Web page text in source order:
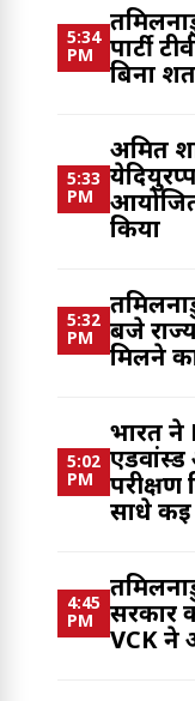
5:34
PM
पार्टी
बिना
5:33
PM
अमित
किया
5:32
PM
बजे
मिलने
5:02
PM
भारत
परीक्षण
साधे कई
4:45
PM
सरकार
VCK ने